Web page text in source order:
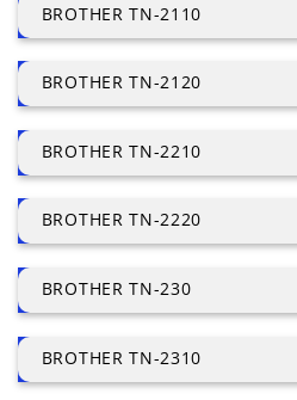
BROTHER TN-2110
BROTHER TN-2120
BROTHER TN-2210
BROTHER TN-2220
BROTHER TN-230
BROTHER TN-2310